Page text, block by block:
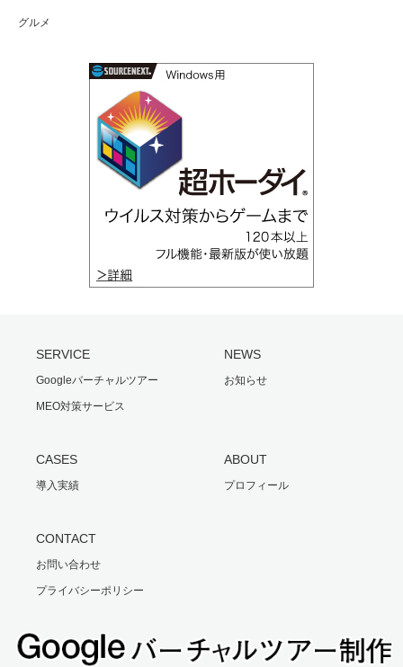
グルメ
SERVICE
Googleバーチャルツアー
MEO対策サービス
NEWS
お知らせ
CASES
導入実績
ABOUT
プロフィール
CONTACT
お問い合わせ
プライバシーポリシー